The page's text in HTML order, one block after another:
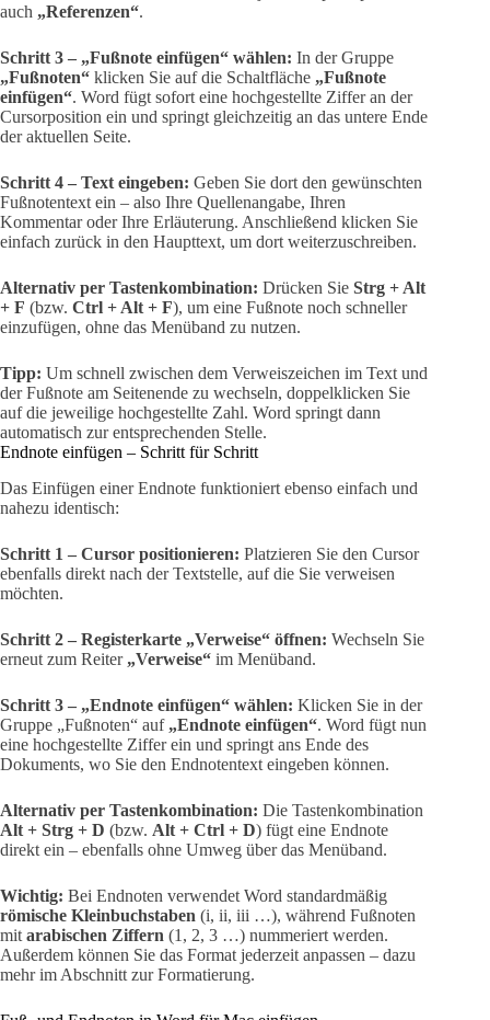
auch „Referenzen“.
Schritt 3 – „Fußnote einfügen“ wählen: In der Gruppe
„Fußnoten“ klicken Sie auf die Schaltfläche „Fußnote
einfügen“. Word fügt sofort eine hochgestellte Ziffer an der
Cursorposition ein und springt gleichzeitig an das untere Ende
der aktuellen Seite.
Schritt 4 – Text eingeben: Geben Sie dort den gewünschten
Fußnotentext ein – also Ihre Quellenangabe, Ihren
Kommentar oder Ihre Erläuterung. Anschließend klicken Sie
einfach zurück in den Haupttext, um dort weiterzuschreiben.
Alternativ per Tastenkombination: Drücken Sie Strg + Alt
+ F (bzw. Ctrl + Alt + F), um eine Fußnote noch schneller
einzufügen, ohne das Menüband zu nutzen.
Tipp: Um schnell zwischen dem Verweiszeichen im Text und
der Fußnote am Seitenende zu wechseln, doppelklicken Sie
auf die jeweilige hochgestellte Zahl. Word springt dann
automatisch zur entsprechenden Stelle.
Endnote einfügen – Schritt für Schritt
Das Einfügen einer Endnote funktioniert ebenso einfach und
nahezu identisch:
Schritt 1 – Cursor positionieren: Platzieren Sie den Cursor
ebenfalls direkt nach der Textstelle, auf die Sie verweisen
möchten.
Schritt 2 – Registerkarte „Verweise“ öffnen: Wechseln Sie
erneut zum Reiter „Verweise“ im Menüband.
Schritt 3 – „Endnote einfügen“ wählen: Klicken Sie in der
Gruppe „Fußnoten“ auf „Endnote einfügen“. Word fügt nun
eine hochgestellte Ziffer ein und springt ans Ende des
Dokuments, wo Sie den Endnotentext eingeben können.
Alternativ per Tastenkombination: Die Tastenkombination
Alt + Strg + D (bzw. Alt + Ctrl + D) fügt eine Endnote
direkt ein – ebenfalls ohne Umweg über das Menüband.
Wichtig: Bei Endnoten verwendet Word standardmäßig
römische Kleinbuchstaben (i, ii, iii …), während Fußnoten
mit arabischen Ziffern (1, 2, 3 …) nummeriert werden.
Außerdem können Sie das Format jederzeit anpassen – dazu
mehr im Abschnitt zur Formatierung.